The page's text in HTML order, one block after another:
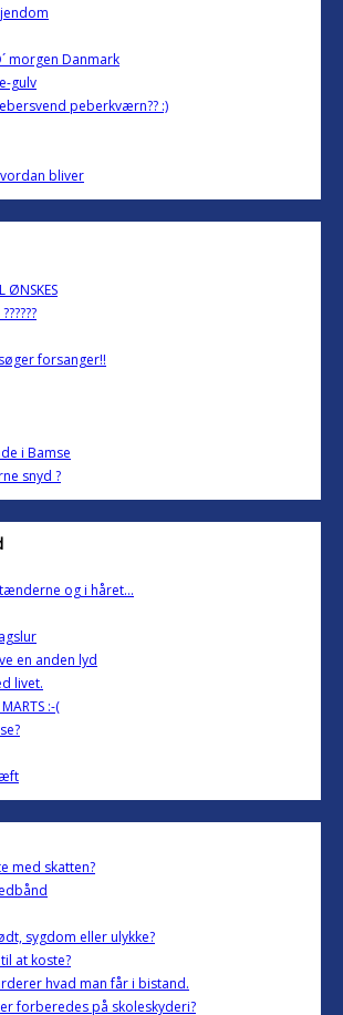
morgen Danmark
gulv
peberkværn?? :)
bliver
ØNSKES
forsanger!!
i Bamse
snyd ?
og i håret...
en anden lyd
livet.
:-(
med skatten?
sygdom eller ulykke?
at koste?
hvad man får i bistand.
forberedes på skoleskyderi?